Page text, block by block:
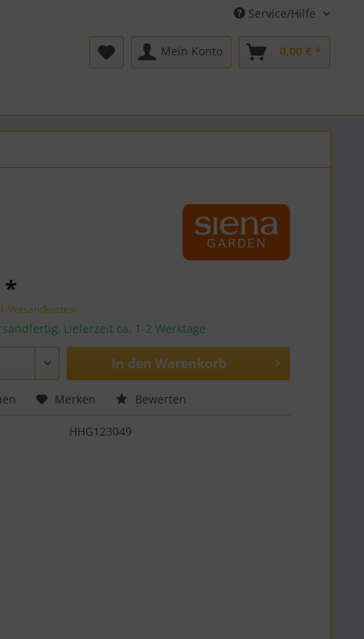
Service/Hilfe
Mein Konto 0,00 € *
*
Versandkosten
Lieferzeit ca. 1-2 Werktage
In den Warenkorb
Merken Bewerten
HHG123049